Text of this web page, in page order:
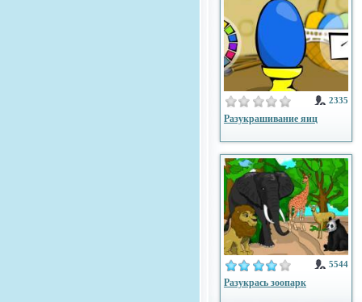
2335
Разукрашивание яиц
5544
Разукрась зоопарк